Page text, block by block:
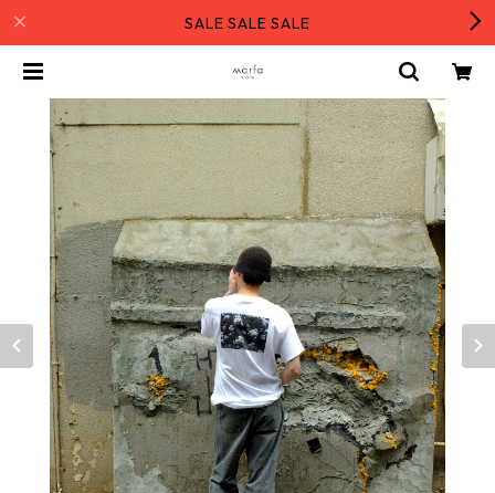
SALE SALE SALE